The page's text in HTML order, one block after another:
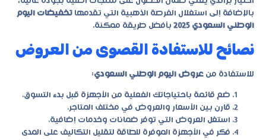
بالإضافة إلى استغلال الفرصة الذهبية التي تقدمها تخفيضات اليوم
الوطني السعودي 2025
بأفضل طريقة ممكنة.
نصائح للاستفادة القصوى من العروض
للاستفادة من عروض اليوم الوطني السعودي:
ضع قائمة باحتياجاتك الفعلية من الأجهزة قبل بدء التسوق.
قارن بين الأسعار والعروض في مختلف المتاجر.
استغل العروض التي توفر ضمانات وخدمات إضافية.
فكر في الأجهزة الموفرة للطاقة لتقليل التكاليف على المدى